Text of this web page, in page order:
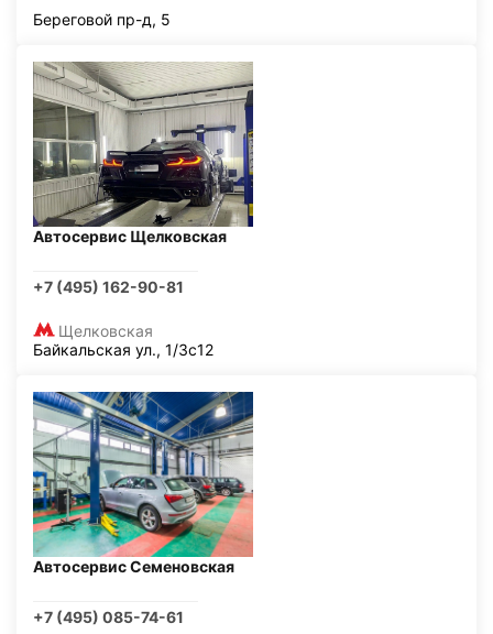
Береговой пр-д, 5
Автосервис Щелковская
+7 (495) 162-90-81
Щелковская
Байкальская ул., 1/3с12
Автосервис Семеновская
+7 (495) 085-74-61